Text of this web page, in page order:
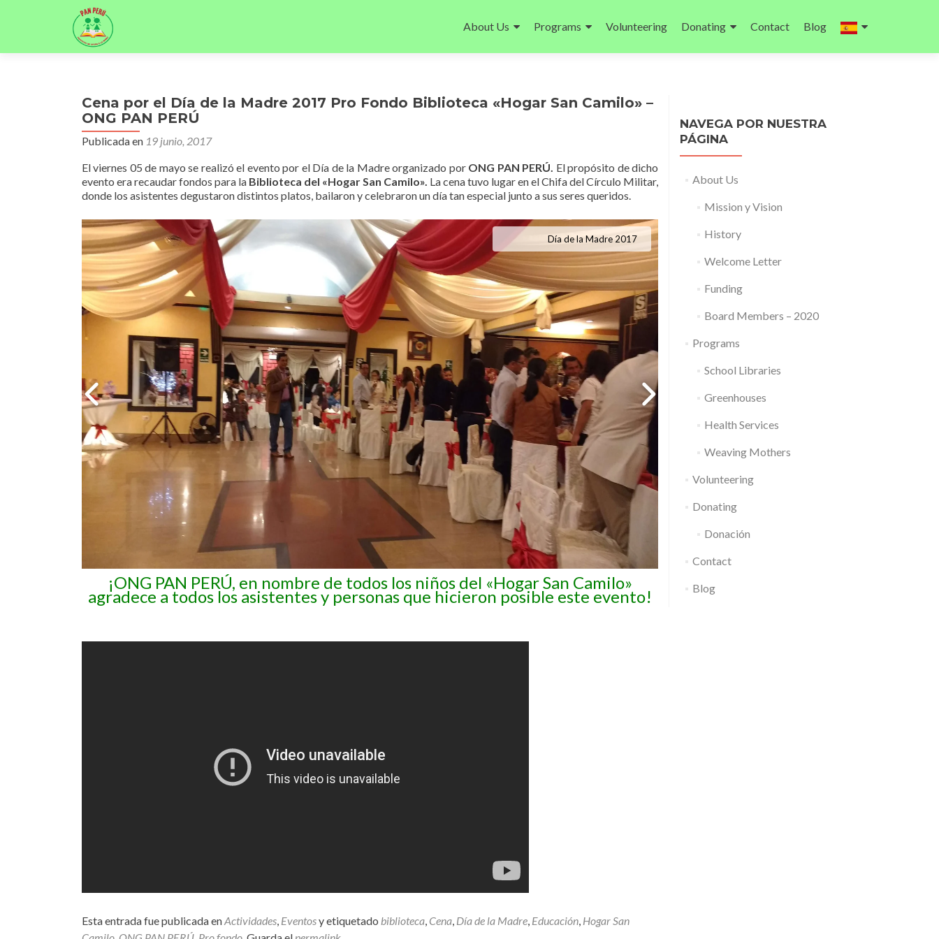
al
About Us Programs Volunteering Donating Contact Blog
Cena por el Día de la Madre 2017 Pro Fondo Biblioteca «Hogar San Camilo» –
ONG PAN PERÚ
Publicada en 19 junio, 2017
El viernes 05 de mayo se realizó el evento por el Día de la Madre organizado por ONG PAN PERÚ. El propósito de dicho
evento era recaudar fondos para la Biblioteca del «Hogar San Camilo». La cena tuvo lugar en el Chifa del Círculo Militar,
donde los asistentes degustaron distintos platos, bailaron y celebraron un día tan especial junto a sus seres queridos.
Día de la Madre 2017
¡ONG PAN PERÚ, en nombre de todos los niños del «Hogar San Camilo»
agradece a todos los asistentes y personas que hicieron posible este evento!
Esta entrada fue publicada enActividades, Eventosy etiquetado biblioteca, Cena, Día de la Madre, Educación, Hogar San
NAVEGA POR NUESTRA
PÁGINA
About Us
Mission y Vision
History
Welcome Letter
Funding
Board Members – 2020
Programs
School Libraries
Greenhouses
Health Services
Weaving Mothers
Volunteering
Donating
Donación
Contact
Blog